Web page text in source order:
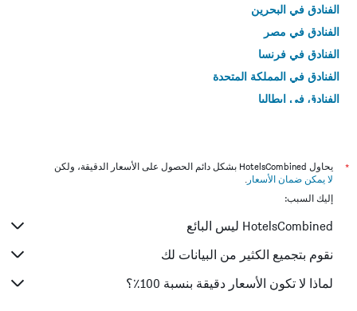
الفنادق في البحرين
الفنادق في مصر
الفنادق في فرنسا
الفنادق في المملكة المتحدة
الفنادق في إيطاليا
*
يحاول HotelsCombined بشكل دائم الحصول على الأسعار الدقيقة، ولكن
لا يمكن ضمان الأسعار .
إليك السبب:
HotelsCombined ليس البائع
نقوم بتجميع الكثير من البيانات لك
لماذا لا تكون الأسعار دقيقة بنسبة 100٪؟